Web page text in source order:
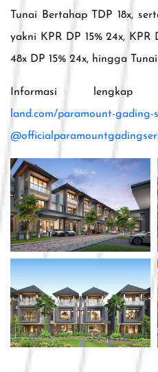
Tunai Bertahap TDP 18x,
yakni KPR DP 15% 24x,
48x DP 15% 24x, hingga
Informasi
land.com/paramount-gading-